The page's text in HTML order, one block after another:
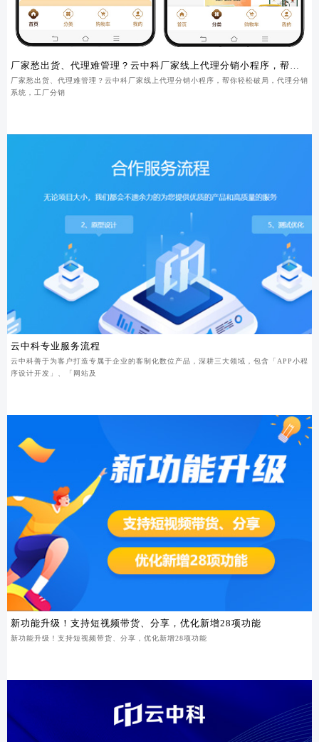
厂家愁出货、代理难管理？云中科厂家线上代理分销小程序，帮你
轻松破局
厂家愁出货、代理难管理？云中科厂家线上代理分销小程序，帮你轻松破局，代理分销
系统，工厂分销
云中科专业服务流程
云中科善于为客户打造专属于企业的客制化数位产品，深耕三大领域，包含「APP小程
序设计开发」、「网站及
新功能升级！支持短视频带货、分享，优化新增28项功能
新功能升级！支持短视频带货、分享，优化新增28项功能